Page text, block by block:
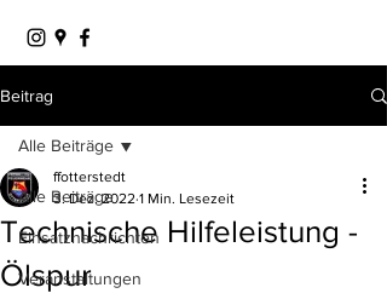
Beitrag
Alle Beiträge
Einsatznachrichten
Veranstaltungen
Alle Beiträge
Technische Hilfeleistung -
Ölspur
ffotterstedt
3. Dez. 2022 1 Min. Lesezeit